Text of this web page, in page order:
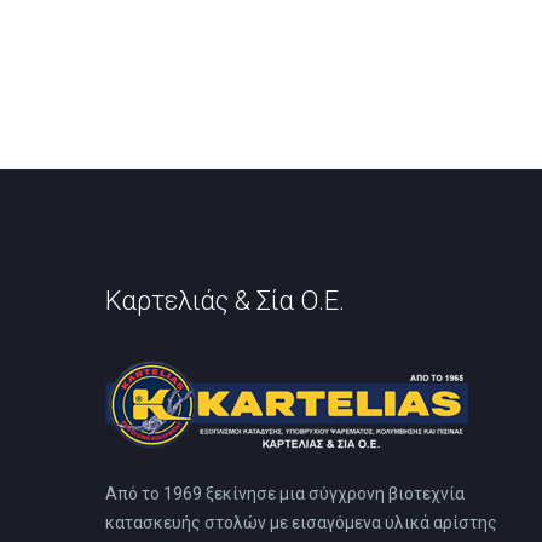
προϊόντος
Καρτελιάς & Σία Ο.Ε.
Από το 1969 ξεκίνησε μια σύγχρονη βιοτεχνία
κατασκευής στολών με εισαγόμενα υλικά αρίστης